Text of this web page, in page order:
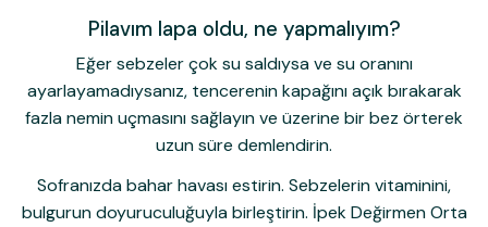
Pilavım lapa oldu, ne yapmalıyım?
Eğer sebzeler çok su saldıysa ve su oranını
ayarlayamadıysanız, tencerenin kapağını açık bırakarak
fazla nemin uçmasını sağlayın ve üzerine bir bez örterek
uzun süre demlendirin.
Sofranızda bahar havası estirin. Sebzelerin vitaminini,
bulgurun doyuruculuğuyla birleştirin. İpek Değirmen Orta